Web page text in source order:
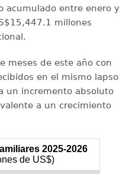
acumulado entre enero y
millones
meses de este año con
en el mismo lapso
un incremento absoluto
a un crecimiento
2025-2026
de US$)